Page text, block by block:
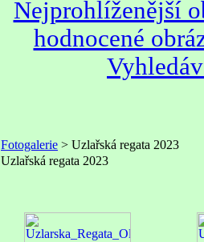
Nejprohlíženější
hodnocené
Fotogalerie > Uzlařská regata 2023
Uzlařská regata 2023